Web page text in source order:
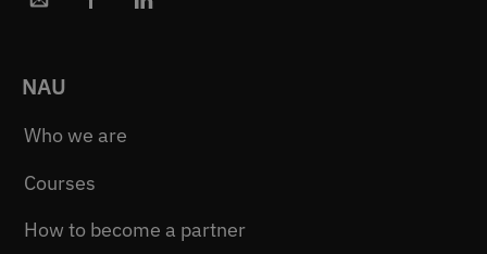
NAU
Who we are
Courses
How to become a partner